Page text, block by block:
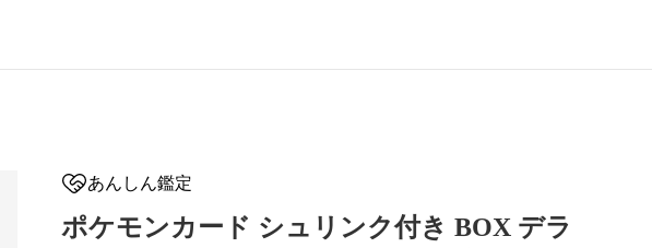
あんしん鑑定
ポケモンカード シュリンク付き BOX デラ